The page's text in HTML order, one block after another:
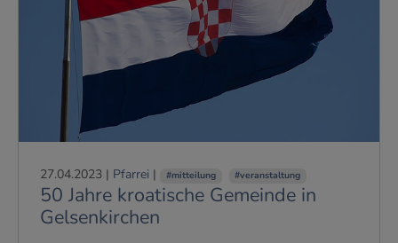
27.04.2023 | Pfarrei | #mitteilung #veranstaltung
50 Jahre kroatische Gemeinde in
Gelsenkirchen